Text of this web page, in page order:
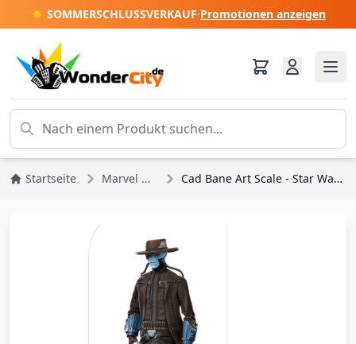
☀️ SOMMERSCHLUSSVERKAUF·Promotionen anzeigen
Startseite Marvel DC Comics Cad Bane Art Scale - Star Wars Buch von Boba Fett